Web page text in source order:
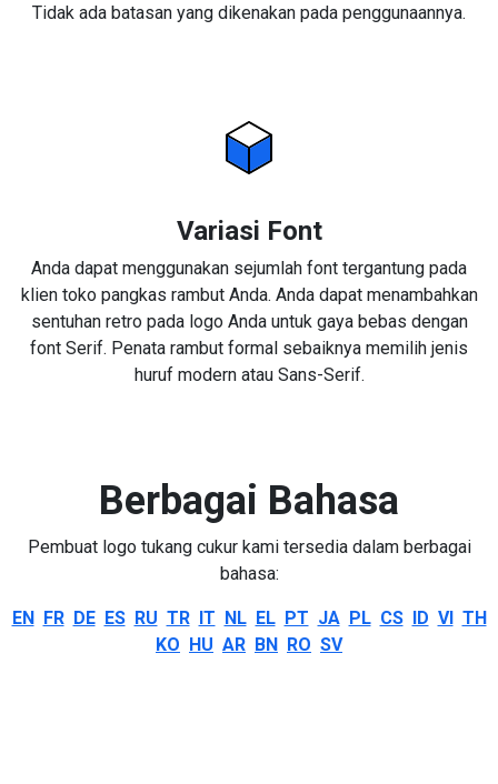
Tidak ada batasan yang dikenakan pada penggunaannya.
Variasi Font
Anda dapat menggunakan sejumlah font tergantung pada
klien toko pangkas rambut Anda. Anda dapat menambahkan
sentuhan retro pada logo Anda untuk gaya bebas dengan
font Serif. Penata rambut formal sebaiknya memilih jenis
huruf modern atau Sans-Serif.
Berbagai Bahasa
Pembuat logo tukang cukur kami tersedia dalam berbagai
bahasa:
EN FR DE ES RU TR IT NL EL PT JA PL CS ID VI TH
KO HU AR BN RO SV